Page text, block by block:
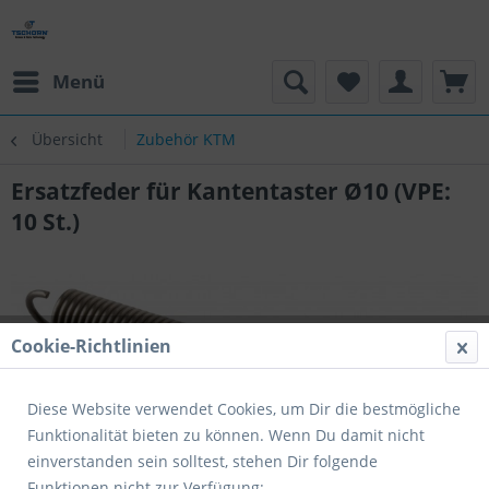
Menü
Übersicht Zubehör KTM
Ersatzfeder für Kantentaster Ø10 (VPE:
10 St.)
Cookie-Richtlinien
Diese Website verwendet Cookies, um Dir die bestmögliche
Funktionalität bieten zu können. Wenn Du damit nicht
einverstanden sein solltest, stehen Dir folgende